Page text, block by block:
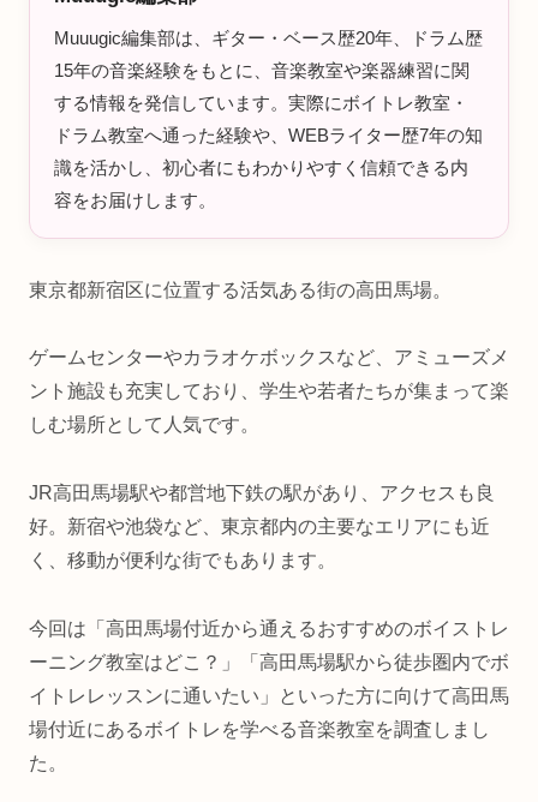
Muuugic編集部は、ギター・ベース歴20年、ドラム歴
15年の音楽経験をもとに、音楽教室や楽器練習に関
する情報を発信しています。実際にボイトレ教室・
ドラム教室へ通った経験や、WEBライター歴7年の知
識を活かし、初心者にもわかりやすく信頼できる内
容をお届けします。
東京都新宿区に位置する活気ある街の高田馬場。
ゲームセンターやカラオケボックスなど、アミューズメ
ント施設も充実しており、学生や若者たちが集まって楽
しむ場所として人気です。
JR高田馬場駅や都営地下鉄の駅があり、アクセスも良
好。新宿や池袋など、東京都内の主要なエリアにも近
く、移動が便利な街でもあります。
今回は「高田馬場付近から通えるおすすめのボイストレ
ーニング教室はどこ？」「高田馬場駅から徒歩圏内でボ
イトレレッスンに通いたい」といった方に向けて高田馬
場付近にあるボイトレを学べる音楽教室を調査しまし
た。